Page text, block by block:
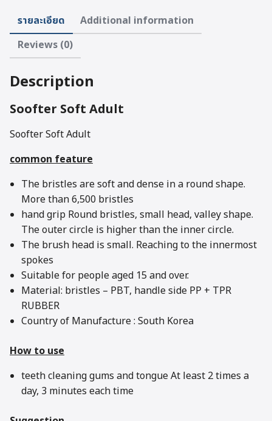
รายละเอียด
Additional information
Reviews (0)
Description
Soofter Soft Adult
Soofter Soft Adult
common feature
The bristles are soft and dense in a round shape.
More than 6,500 bristles
hand grip Round bristles, small head, valley shape.
The outer circle is higher than the inner circle.
The brush head is small. Reaching to the innermost
spokes
Suitable for people aged 15 and over.
Material: bristles – PBT, handle side PP + TPR
RUBBER
Country of Manufacture : South Korea
How to use
teeth cleaning gums and tongue At least 2 times a
day, 3 minutes each time